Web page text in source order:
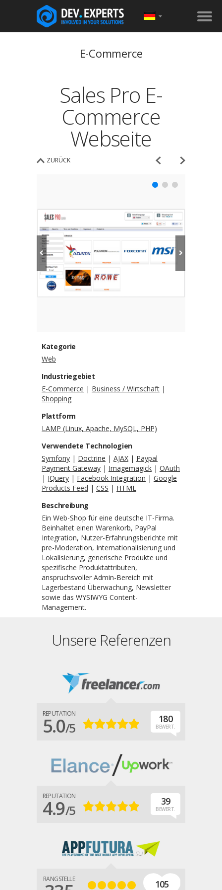
E-Commerce
Sales Pro E-
Commerce
Webseite
ZURÜCK
Kategorie
Web
Industriegebiet
E-Commerce | Business / Wirtschaft |
Shopping
Plattform
LAMP (Linux, Apache, MySQL, PHP)
Verwendete Technologien
Symfony | Doctrine | AJAX | Paypal
Payment Gateway | Imagemagick | OAuth
| JQuery | Facebook Integration | Google
Products Feed | CSS | HTML
Beschreibung
Ein Web-Shop für eine deutsche IT-Firma.
Beinhaltet einen Warenkorb, PayPal
Integration, Nutzer-Erfahrungsberichte mit
pre-Moderation, Internationalisierung und
Lokalisierung, generische Produkte und
spezifische Produktattributen,
anspruchsvoller Admin-Bereich mit
Lagerbestand Überwachung, Newsletter
sowie das WYSIWYG Content-
Management.
Unsere Referenzen
REPUTATION
5.0/5
180
BEWERT.
REPUTATION
4.9/5
39
BEWERT.
RANGSTELLE 105